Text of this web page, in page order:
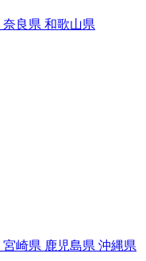
奈良県 和歌山県
宮崎県 鹿児島県 沖縄県